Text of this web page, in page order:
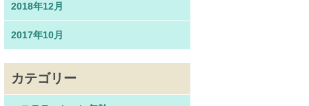
2018年12月
2017年10月
カテゴリー